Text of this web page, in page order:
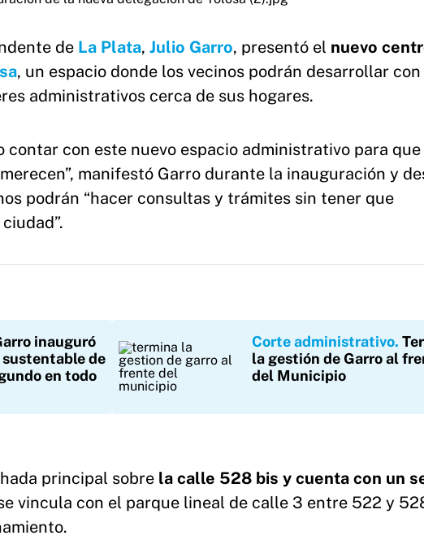
de La Plata, Julio Garro, presentó el nuevo
, un espacio donde los vecinos podrán desarrollar
administrativos cerca de sus hogares.
contar con este nuevo espacio administrativo para
manifestó Garro durante la inauguración y
podrán “hacer consultas y trámites sin tener que
inauguró
de
en todo
Corte administrativo
la gestión de Garro al
del Municipio
principal sobre la calle 528 bis y cuenta con un
vincula con el parque lineal de calle 3 entre 522 y